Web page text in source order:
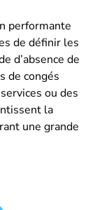
performante
de définir les
d’absence de
de congés
ou des
la
une grande